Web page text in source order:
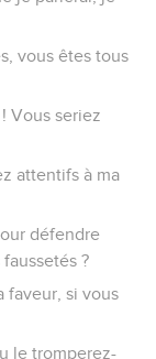
vous êtes tous
Vous seriez
attentifs à ma
défendre
?
faveur, si vous
le tromperez-